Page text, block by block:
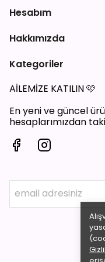
Hesabım
Hakkımızda
Kategoriler
AİLEMİZE KATILIN🩷
En yeni ve güncel
hesaplarımızdan